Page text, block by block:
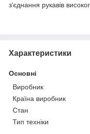
з'єднання рукавів
Характеристики
Основні
Виробник
Країна виробник
Стан
Тип техніки